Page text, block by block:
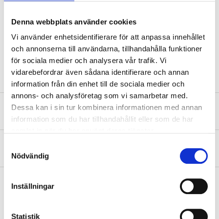
Denna webbplats använder cookies
Vi använder enhetsidentifierare för att anpassa innehållet
och annonserna till användarna, tillhandahålla funktioner
för sociala medier och analysera vår trafik. Vi
vidarebefordrar även sådana identifierare och annan
information från din enhet till de sociala medier och
annons- och analysföretag som vi samarbetar med.
Dessa kan i sin tur kombinera informationen med annan
information som du har tillhandahållit eller som de har
Nödvändig
Inställningar
Statistik
Max effekt
15,6 W
Färg
vit
Kapslingsklass
IP44
Säkerhetsinformation och övriga dokument